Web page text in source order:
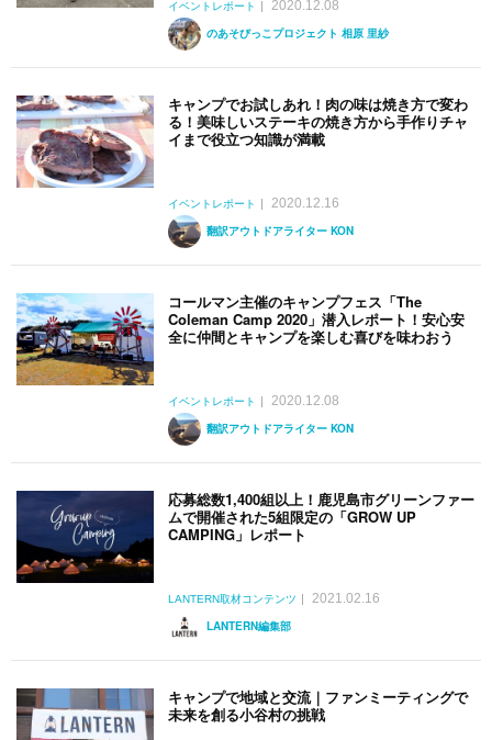
イベントレポート
2020.12.08
のあそびっこプロジェクト 相原 里紗
キャンプでお試しあれ！肉の味は焼き方で変わ
る！美味しいステーキの焼き方から手作りチャ
イまで役立つ知識が満載
イベントレポート
2020.12.16
翻訳アウトドアライター KON
コールマン主催のキャンプフェス「The
Coleman Camp 2020」潜入レポート！安心安
全に仲間とキャンプを楽しむ喜びを味わおう
イベントレポート
2020.12.08
翻訳アウトドアライター KON
応募総数1,400組以上！鹿児島市グリーンファー
ムで開催された5組限定の「GROW UP
CAMPING」レポート
LANTERN取材コンテンツ
2021.02.16
LANTERN編集部
キャンプで地域と交流｜ファンミーティングで
未来を創る小谷村の挑戦